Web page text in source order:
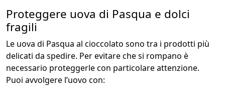
Proteggere uova di Pasqua e dolci
fragili
Le uova di Pasqua al cioccolato sono tra i prodotti più
delicati da spedire. Per evitare che si rompano è
necessario proteggerle con particolare attenzione.
Puoi avvolgere l’uovo con: